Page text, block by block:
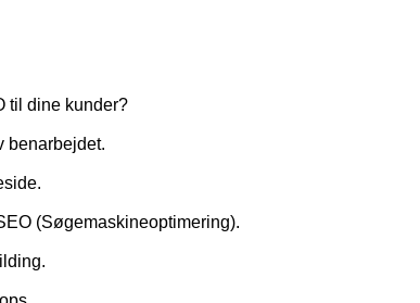
til dine kunder?
benarbejdet.
(Søgemaskineoptimering).